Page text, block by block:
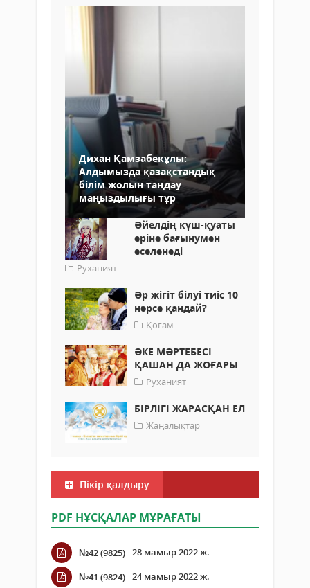
Дихан Қамзабекұлы:
Алдымызда қазақстандық
білім жолын таңдау
маңыздылығы тұр
Әйелдің күш-қуаты
еріне бағынумен
еселенеді
Руханият
Әр жігіт білуі тиіс 10
нәрсе қандай?
Қоғам
ӘКЕ МӘРТЕБЕСІ
ҚАШАН ДА ЖОҒАРЫ
Руханият
БІРЛІГІ ЖАРАСҚАН ЕЛ
Жаңалықтар
Пікір қалдыру
PDF НҰСҚАЛАР МҰРАҒАТЫ
№42 (9825) 28 мамыр 2022 ж.
№41 (9824) 24 мамыр 2022 ж.